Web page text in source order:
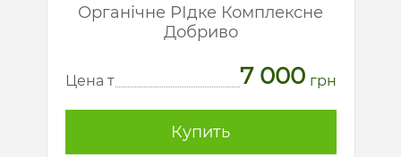
Органічне РІдке Комплексне
Добриво
Цена т 7 000 грн
Купить